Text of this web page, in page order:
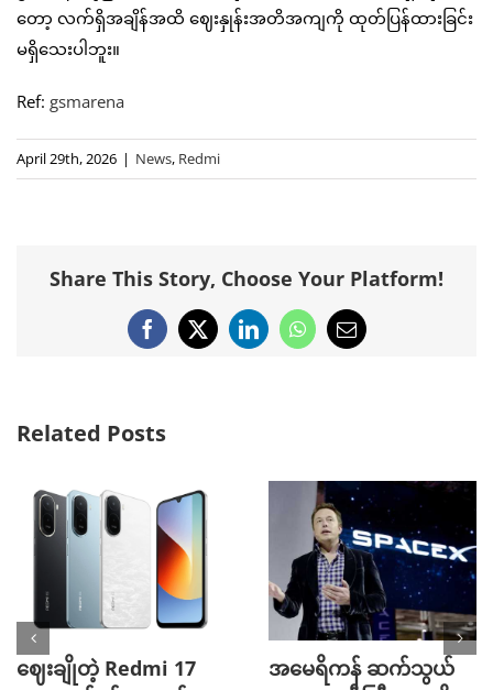
တော့ လက်ရှိအချိန်အထိ ဈေးနှုန်းအတိအကျကို ထုတ်ပြန်ထားခြင်း
မရှိသေးပါဘူး။
Ref: gsmarena
April 29th, 2026 | News, Redmi
Share This Story, Choose Your Platform!
Facebook
X LinkedInWhatsApp
Email
Related Posts
ဈေးချိုတဲ့ Redmi 17
အမေရိကန် ဆက်သွယ်